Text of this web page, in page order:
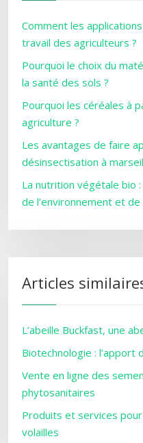
Comment les
travail des agriculteurs ?
Pourquoi le choix du
la santé des sols ?
Pourquoi les céréales à
agriculture ?
Les avantages de faire
désinsectisation à
La nutrition végétale bio
de l’environnement et de
Articles
L’abeille Buckfast, une
Biotechnologie : l’apport
Vente en ligne des
phytosanitaires
Produits et services
volailles